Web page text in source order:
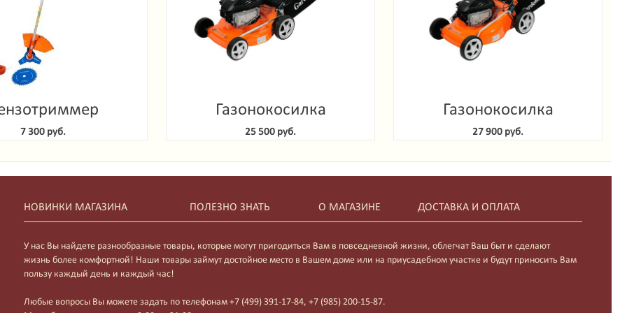
GTG 52-2
7 300 руб.
Газонокосилка
самоходная Gardenlux
25 500 руб.
Газонокосилка
самоходная Gardenlux
27 900 руб.
НОВИНКИ МАГАЗИНА ПОЛЕЗНО ЗНАТЬ О МАГАЗИНЕ ДОСТАВКА И ОПЛАТА
У нас Вы найдете разнообразные товары, которые могут пригодиться Вам в повседневной жизни, облегчат Ваш быт и сделают
жизнь более комфортной! Наши товары займут достойное место в Вашем доме или на приусадебном участке и будут приносить Вам
пользу каждый день и каждый час!
Любые вопросы Вы можете задать по телефонам +7 (499) 391-17-84, +7 (985) 200-15-87.